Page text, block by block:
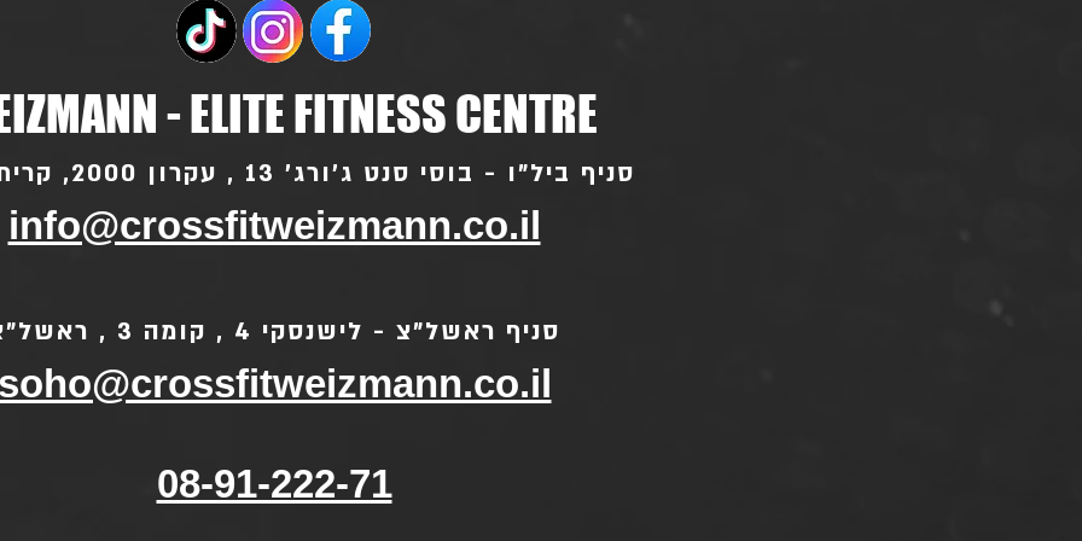
- ELITE FITNESS CENTRE
סניף ביל"ו - בוסי סנט ג'ורג' 13 , עקרון 2000, קרית עקרון
info@crossfitweizmann.co.il
סניף ראשל"צ - לישנסקי 4 , קומה 3 , ראשל"צ
soho@crossfitweizmann.co.il
08-91-222-71